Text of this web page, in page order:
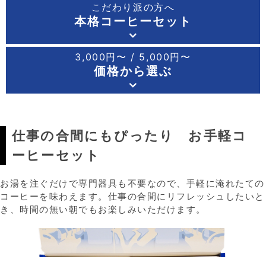
こだわり派の方へ
本格コーヒーセット
3,000円〜 / 5,000円〜
価格から選ぶ
仕事の合間にもぴったり お手軽コ
ーヒーセット
お湯を注ぐだけで専門器具も不要なので、手軽に淹れたての
コーヒーを味わえます。 仕事の合間にリフレッシュしたいと
き、時間の無い朝でもお楽しみいただけます。